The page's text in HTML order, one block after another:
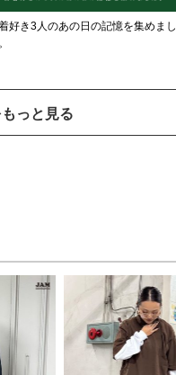
好き3人のあの日の記憶を集めまし
っと見る